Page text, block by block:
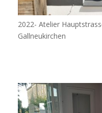
2022- Atelier
Gallneukirchen